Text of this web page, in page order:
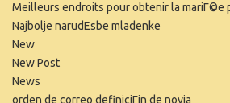
Meilleurs endroits pour obtenir la mariГ©e
Najbolje narudЕѕbe mladenke
New
New Post
News
orden de correo definiciГіn de novia